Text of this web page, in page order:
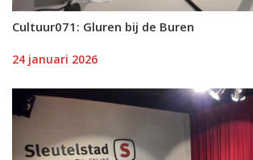
Cultuur071: Gluren bij de Buren
24 januari 2026